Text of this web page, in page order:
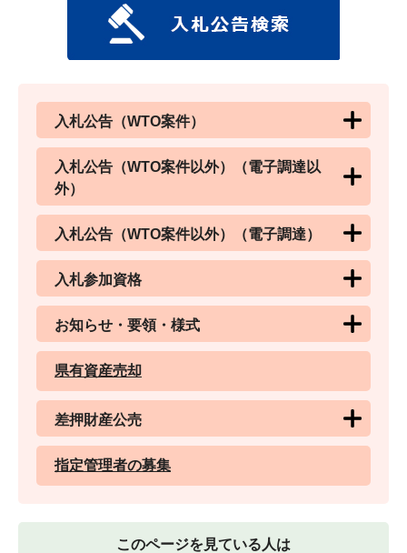
入札公告（WTO案件）
入札公告（WTO案件以外）（電子調達以
外）
入札公告（WTO案件以外）（電子調達）
入札参加資格
お知らせ・要領・様式
県有資産売却
差押財産公売
指定管理者の募集
このページを見ている人は